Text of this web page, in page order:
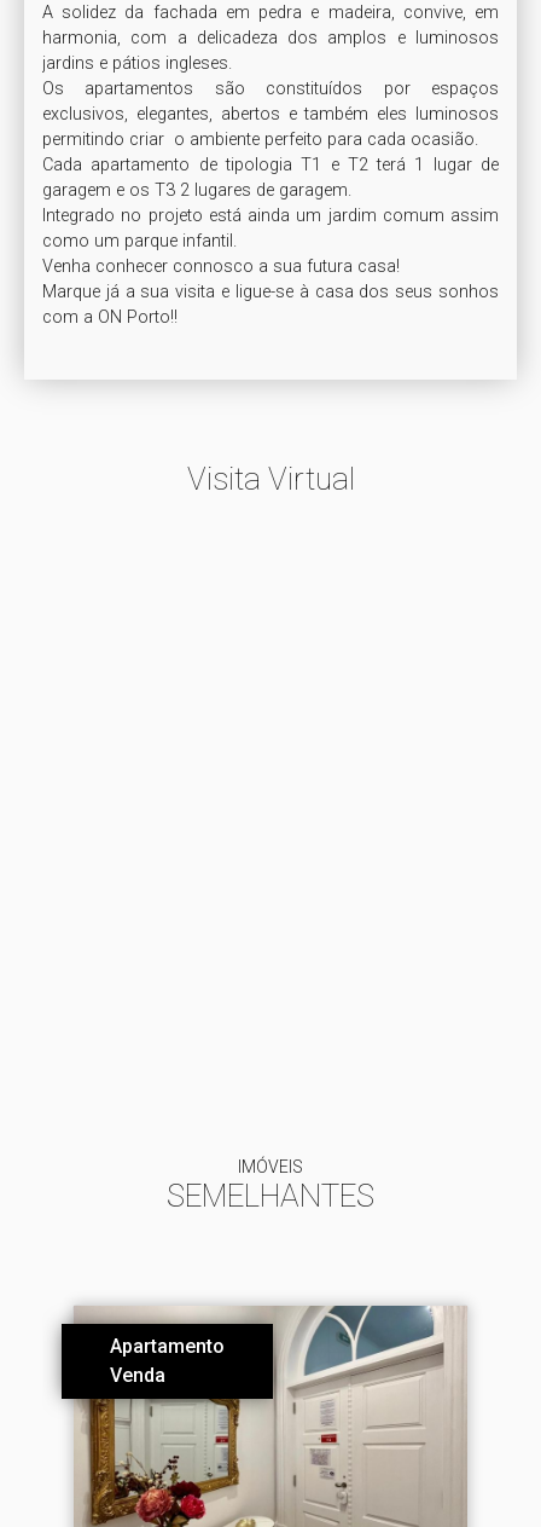
A solidez da fachada em pedra e madeira, convive, em
harmonia, com a delicadeza dos amplos e luminosos
jardins e pátios ingleses.
Os apartamentos são constituídos por espaços
exclusivos, elegantes, abertos e também eles luminosos
permitindo criar  o ambiente perfeito para cada ocasião.
Cada apartamento de tipologia T1 e T2 terá 1 lugar de
garagem e os T3 2 lugares de garagem.
Integrado no projeto está ainda um jardim comum assim
como um parque infantil.
Venha conhecer connosco a sua futura casa!
Marque já a sua visita e ligue-se à casa dos seus sonhos
com a ON Porto!!
Visita Virtual
IMÓVEIS
SEMELHANTES
Apartamento
Venda